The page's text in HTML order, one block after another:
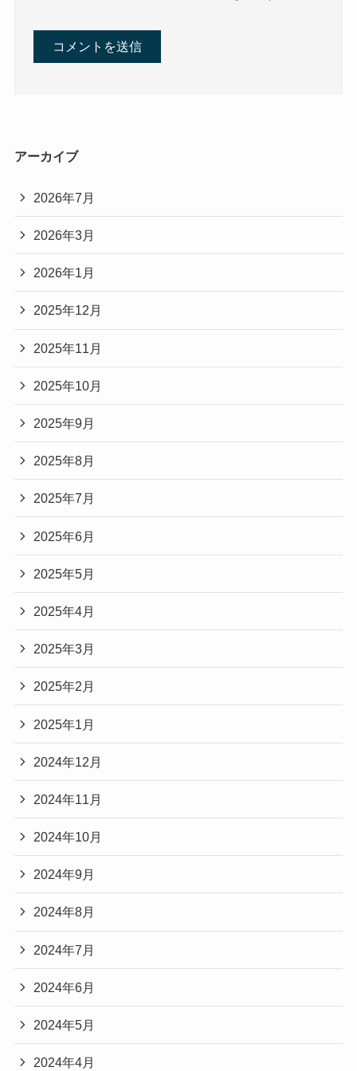
アーカイブ
2026年7月
2026年3月
2026年1月
2025年12月
2025年11月
2025年10月
2025年9月
2025年8月
2025年7月
2025年6月
2025年5月
2025年4月
2025年3月
2025年2月
2025年1月
2024年12月
2024年11月
2024年10月
2024年9月
2024年8月
2024年7月
2024年6月
2024年5月
2024年4月